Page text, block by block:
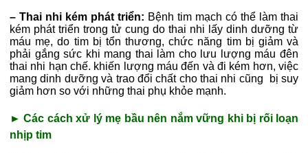
– Thai nhi kém phát triển: Bệnh tim mạch có thể làm thai
kém phát triển trong tử cung do thai nhi lấy dinh dưỡng từ
máu mẹ, do tim bị tổn thương, chức năng tim bị giảm và
phải gắng sức khi mang thai làm cho lưu lượng máu đên
thai nhi hạn chế. khiến lượng máu đến và đi kém hơn, việc
mang dinh dưỡng và trao đổi chất cho thai nhi cũng bị suy
giảm hơn so với những thai phụ khỏe mạnh.
► Các cách xử lý mẹ bầu nên nắm vững khi bị rối loạn
nhịp tim